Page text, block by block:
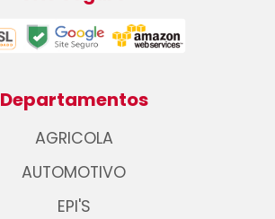
Departamentos
AGRICOLA
AUTOMOTIVO
EPI'S